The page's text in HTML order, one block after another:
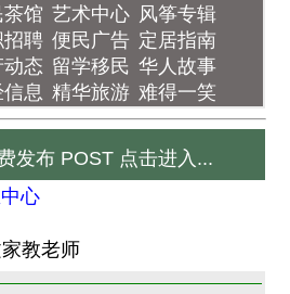
馆 艺术中心 风筝专辑
招聘 便民广告 定居指南
动态 留学移民 华人故事
信息 精华旅游 难得一笑
发布 POST 点击进入...
心
教老师